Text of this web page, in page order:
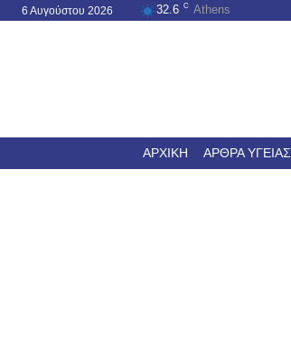
6 Αυγούστου 2026 32.6 C Athens
ΑΡΧΙΚΉ ΆΡΘΡΑ ΥΓΕΊΑΣ